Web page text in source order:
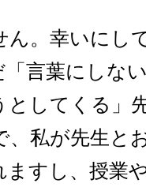
ん。幸いにし
言葉にしな
してくる」
、私が先生と
すし、授業